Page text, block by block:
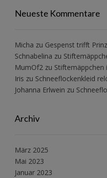
Neueste Kommentare
Micha zu Gespenst trifft
Schnabelina zu
MumOf2 zu Stiftemäppchen
Iris zu Schneeflockenkleid
Johanna Erlwein zu
Archiv
März 2025
Mai 2023
Januar 2023